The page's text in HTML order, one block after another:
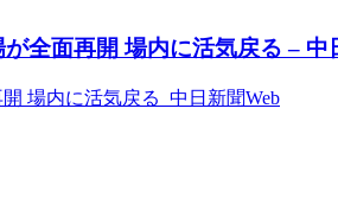
全面再開 場内に活気戻る – 中
場内に活気戻る 中日新聞Web